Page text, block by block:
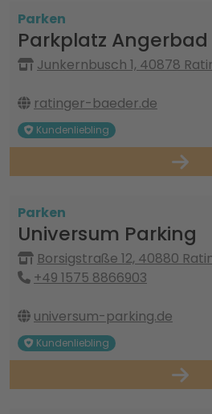
Parken
Parkplatz
Junkernbusch 1, 40878
ratinger-baeder.de
Kundenliebling
Parken
Universum Parking
Borsigstraße 12, 40880
+49 1575 8866903
universum-parking.de
Kundenliebling